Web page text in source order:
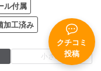
クチコミ
投稿
ル付属
加工済み
小さめ